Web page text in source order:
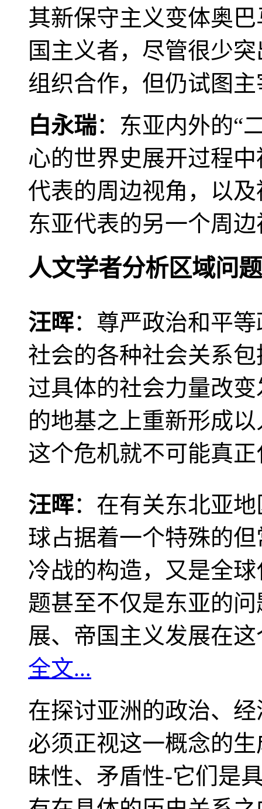
其新保守主义变体奥
国主义者，尽管很少
组织合作，但仍试图
白永瑞：东亚内外的“
心的世界史展开过程
代表的周边视角，以
东亚代表的另一个周
人文学者分析区域问题
汪晖：尊严政治和平
社会的各种社会关系
过具体的社会力量改
的地基之上重新形成
这个危机就不可能真
汪晖：在有关东北亚
球占据着一个特殊的
冷战的构造，又是全
题甚至不仅是东亚的
展、帝国主义发展在
全文...
在探讨亚洲的政治、
必须正视这一概念的
昧性、矛盾性-它们是